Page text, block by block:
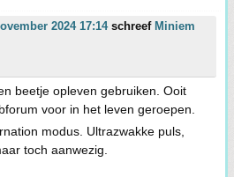
¯¯¯¯¯
2024 17:14schreef Miniem
beetje opleven gebruiken. Ooit
voor in het leven geroepen.
modus. Ultrazwakke puls,
toch aanwezig.